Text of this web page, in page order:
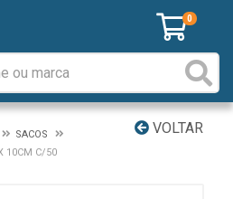
0
VOLTAR
SACOS
10CM C/50